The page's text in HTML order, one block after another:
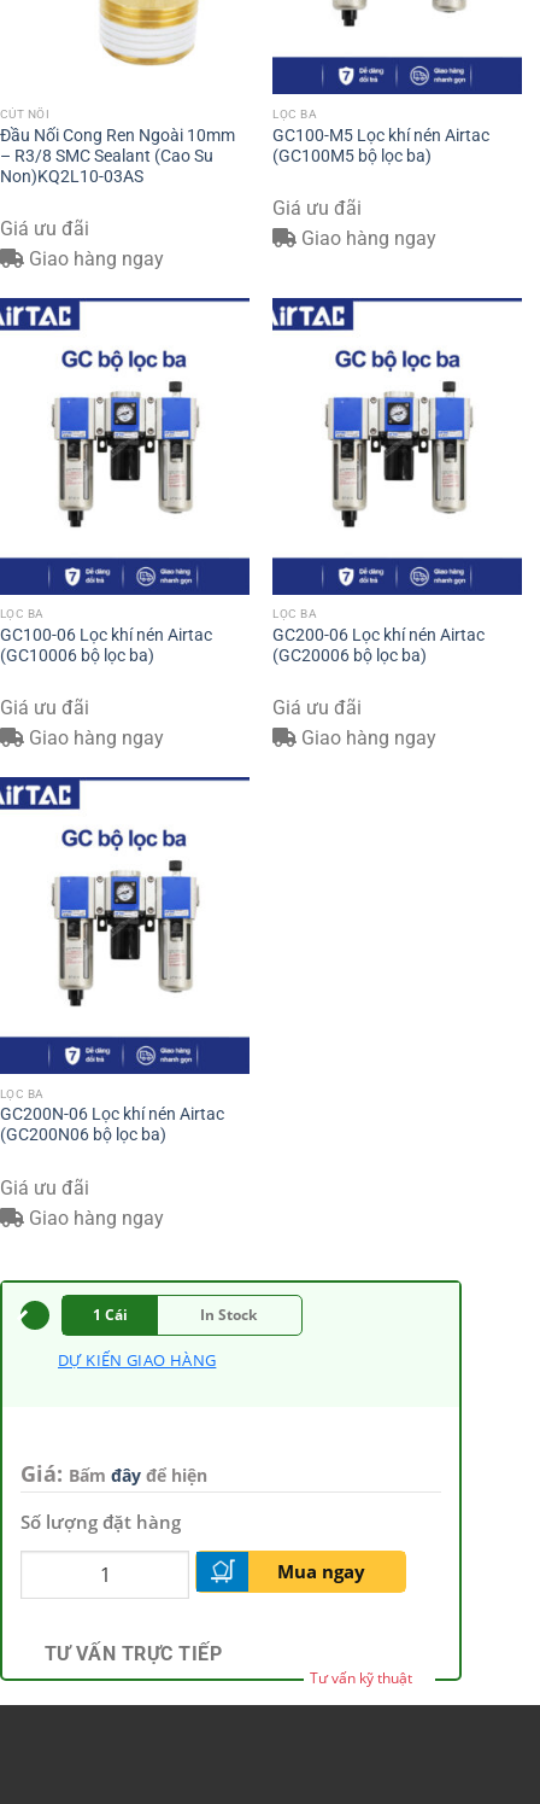
CÚT NỐI
Đầu Nối Cong Ren Ngoài 10mm
– R3/8 SMC Sealant (Cao Su
Non)KQ2L10-03AS
Giá ưu đãi
Giao hàng ngay
LỌC BA
GC100-M5 Lọc khí nén Airtac
(GC100M5 bộ lọc ba)
Giá ưu đãi
Giao hàng ngay
LỌC BA
GC100-06 Lọc khí nén Airtac
(GC10006 bộ lọc ba)
Giá ưu đãi
Giao hàng ngay
LỌC BA
GC200-06 Lọc khí nén Airtac
(GC20006 bộ lọc ba)
Giá ưu đãi
Giao hàng ngay
LỌC BA
GC200N-06 Lọc khí nén Airtac
(GC200N06 bộ lọc ba)
Giá ưu đãi
Giao hàng ngay
1 Cái In Stock
DỰ KIẾN GIAO HÀNG
Giá: Bấm đây để hiện
Số lượng đặt hàng
Mua ngay
TƯ VẤN TRỰC TIẾP
Tư vấn kỹ thuật